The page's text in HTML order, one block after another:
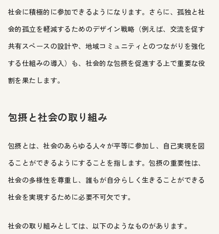
社会に積極的に参加できるようになります。さらに、孤独と社
会的孤立を軽減するためのデザイン戦略（例えば、交流を促す
共有スペースの設計や、地域コミュニティとのつながりを強化
する仕組みの導入）も、社会的な包摂を促進する上で重要な役
割を果たします。
包摂と社会の取り組み
包摂とは、社会のあらゆる人々が平等に参加し、自己実現を図
ることができるようにすることを指します。包摂の重要性は、
社会の多様性を尊重し、誰もが自分らしく生きることができる
社会を実現するために必要不可欠です。
社会の取り組みとしては、以下のようなものがあります。